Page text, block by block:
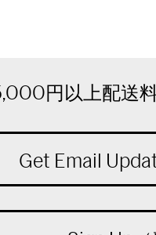
円以上配送
Get Email